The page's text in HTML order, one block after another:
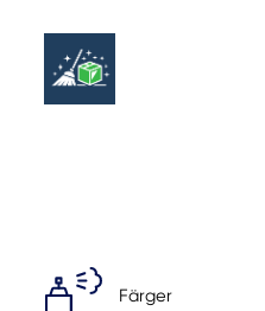
Färger